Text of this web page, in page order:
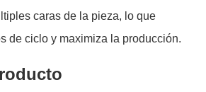
caras de la pieza, lo que
de ciclo y maximiza la producción.